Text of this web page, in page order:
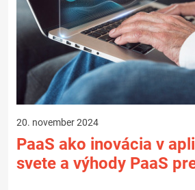
20. november 2024
PaaS ako inovácia v
svete a výhody PaaS